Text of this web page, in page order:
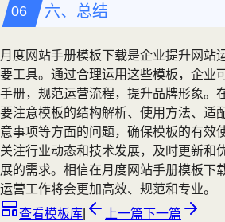
六、总结
月度网站手册模板下载是企业提升网站
要工具。通过合理运用这些模板，企业
手册，规范运营流程，提升品牌形象。
要注意模板的结构解析、使用方法、适
意事项等方面的问题，确保模板的有效
关注行业动态和技术发展，及时更新和
展的需求。相信在月度网站手册模板下
运营工作将会更加高效、规范和专业。
查看模板库
上一篇下一篇